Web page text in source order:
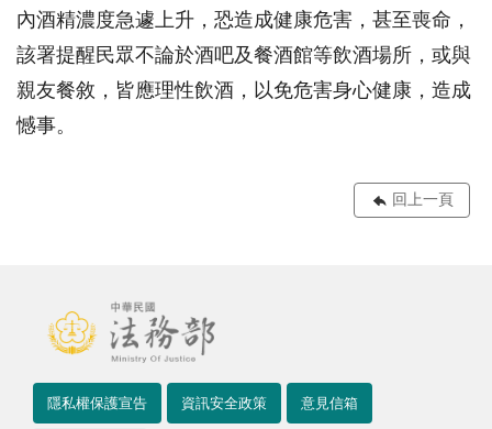
內酒精濃度急遽上升，恐造成健康危害，甚至喪命，
該署提醒民眾不論於酒吧及餐酒館等飲酒場所，或與
親友餐敘，皆應理性飲酒，以免危害身心健康，造成
憾事。
回上一頁
隱私權保護宣告 資訊安全政策 意見信箱